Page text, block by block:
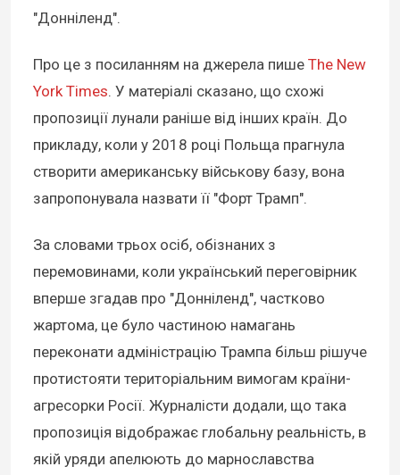
"Донніленд".
Про це з посиланням на джерела пише The New
York Times. У матеріалі сказано, що схожі
пропозиції лунали раніше від інших країн. До
прикладу, коли у 2018 році Польща прагнула
створити американську військову базу, вона
запропонувала назвати її "Форт Трамп".
За словами трьох осіб, обізнаних з
перемовинами, коли український переговірник
вперше згадав про "Донніленд", частково
жартома, це було частиною намагань
переконати адміністрацію Трампа більш рішуче
протистояти територіальним вимогам країни-
агресорки Росії. Журналісти додали, що така
пропозиція відображає глобальну реальність, в
якій уряди апелюють до марнославства